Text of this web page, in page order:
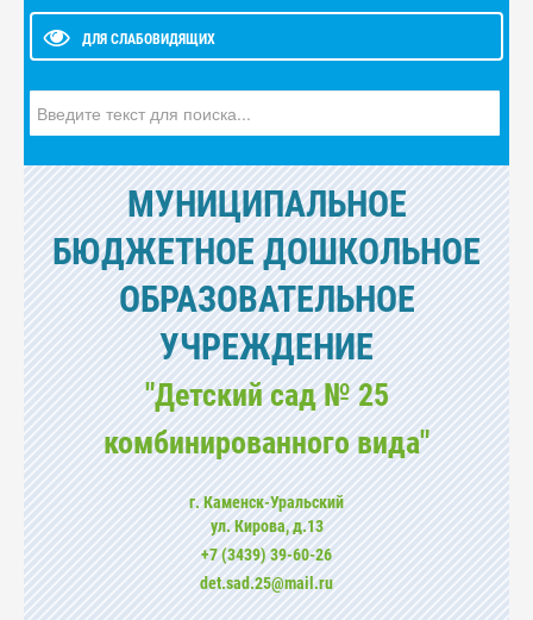
ДЛЯ СЛАБОВИДЯЩИХ
МУНИЦИПАЛЬНОЕ
БЮДЖЕТНОЕ ДОШКОЛЬНОЕ
ОБРАЗОВАТЕЛЬНОЕ
УЧРЕЖДЕНИЕ
"Детский сад № 25
комбинированного вида"
г. Каменск-Уральский
ул. Кирова, д.13
+7 (3439) 39-60-26
det.sad.25@mail.ru